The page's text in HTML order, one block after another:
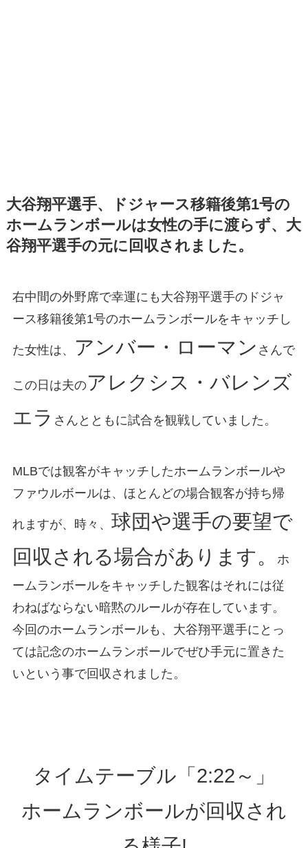
大谷翔平選手、ドジャース移籍後第1号の
ホームランボールは女性の手に渡らず、大
谷翔平選手の元に回収されました。
右中間の外野席で幸運にも大谷翔平選手のドジャ
ース移籍後第1号のホームランボールをキャッチし
た女性は、 アンバー・ローマン さんで
この日は夫のアレクシス・バレンズ
エラ さんとともに試合を観戦していました。
MLBでは観客がキャッチしたホームランボールや
ファウルボールは、ほとんどの場合観客が持ち帰
れますが、時々、 球団や選手の要望で
回収される場合があります。
ホ
ームランボールをキャッチした観客はそれには従
わねばならない暗黙のルールが存在しています。
今回のホームランボールも、大谷翔平選手にとっ
ては記念のホームランボールでぜひ手元に置きた
いという事で回収されました。
タイムテーブル「2:22～」
ホームランボールが回収され